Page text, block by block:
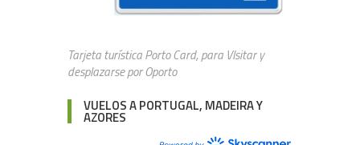
Tarjeta turística Porto Card, para VIsitar y
desplazarse por Oporto
VUELOS A PORTUGAL, MADEIRA Y
AZORES